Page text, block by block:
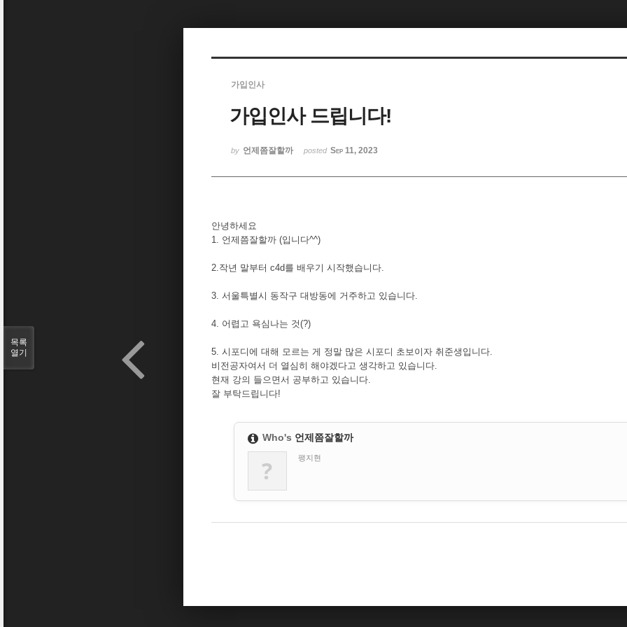
가입인사
가입인사 드립니다!
by 언제쯤잘할까 posted Sep 11, 2023
안녕하세요
1. 언제쯤잘할까 (입니다^^)
2.작년 말부터 c4d를 배우기 시작했습니다.
3. 서울특별시 동작구 대방동에 거주하고 있습니다.
4. 어렵고 욕심나는 것(?)
5. 시포디에 대해 모르는 게 정말 많은 시포디 초보이자 취준생입니다.
비전공자여서 더 열심히 해야겠다고 생각하고 있습니다.
현재 강의 들으면서 공부하고 있습니다.
잘 부탁드립니다!
Who's 언제쯤잘할까
? 팽지현
목록
열기
Sketchbook5, 스케치북5
Sketchbook5, 스케치북5